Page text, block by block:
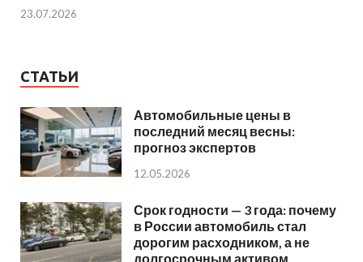
23.07.2026
СТАТЬИ
Автомобильные цены в
последний месяц весны:
прогноз экспертов
12.05.2026
Срок годности — 3 года: почему
в России автомобиль стал
дорогим расходником, а не
долгосрочным активом